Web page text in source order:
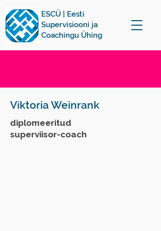
ESCÜ | Eesti
Supervisiooni ja
Coachingu Ühing
Viktoria Weinrank
diplomeeritud
superviisor-coach